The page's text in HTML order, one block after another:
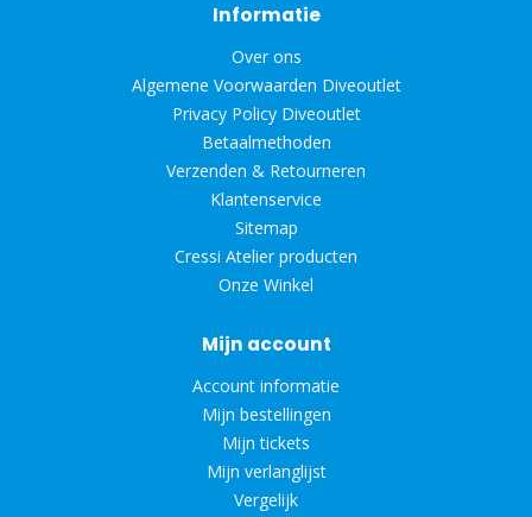
Informatie
Over ons
Algemene Voorwaarden Diveoutlet
Privacy Policy Diveoutlet
Betaalmethoden
Verzenden & Retourneren
Klantenservice
Sitemap
Cressi Atelier producten
Onze Winkel
Mijn account
Account informatie
Mijn bestellingen
Mijn tickets
Mijn verlanglijst
Vergelijk